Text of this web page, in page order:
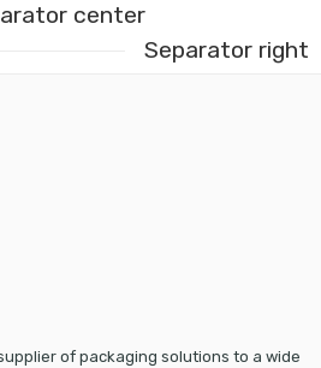
center
Separator right
of packaging solutions to a wide